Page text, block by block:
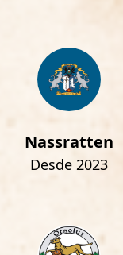
Nassratten
Desde 2023